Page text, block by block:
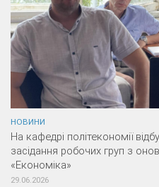
НОВИНИ
На кафедрі політекономії
засідання робочих груп з
«Економіка»
29.06.2026